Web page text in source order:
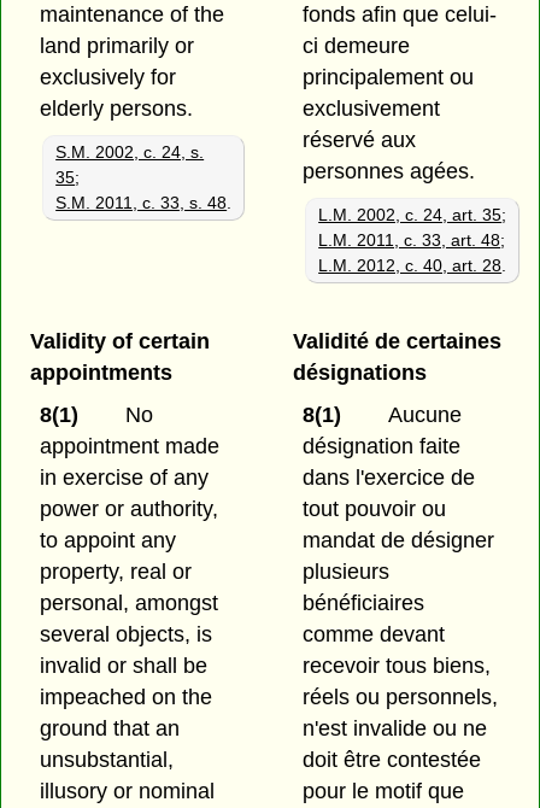
maintenance of the
land primarily or
exclusively for
elderly persons.
S.M. 2002, c. 24, s.
35;
S.M. 2011, c. 33, s. 48
fonds afin que celui-
ci demeure
principalement ou
exclusivement
réservé aux
personnes agées.
L.M. 2002, c. 24, art. 35;
L.M. 2011, c. 33, art. 48;
L.M. 2012, c. 40, art. 28
Validity of certain
appointments
8(1)
No
appointment made
in exercise of any
power or authority,
to appoint any
property, real or
personal, amongst
several objects, is
invalid or shall be
impeached on the
ground that an
unsubstantial,
illusory or nominal
Validité de certaines
désignations
8(1)
Aucune
désignation faite
dans l'exercice de
tout pouvoir ou
mandat de désigner
plusieurs
bénéficiaires
comme devant
recevoir tous biens,
réels ou personnels,
n'est invalide ou ne
doit être contestée
pour le motif que